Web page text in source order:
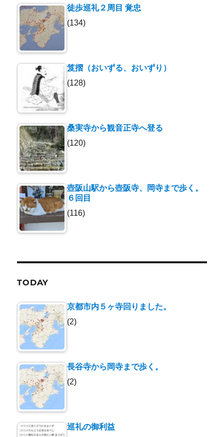
徒歩巡礼２周目 覚忠
(134)
笈摺（おいずる、おいずり）
(128)
桑実寺から観音正寺へ登る
(120)
壺阪山駅から壺阪寺、岡寺まで歩く。
６回目
(116)
TODAY
京都市内５ヶ寺回りました。
(2)
長谷寺から岡寺まで歩く。
(2)
巡礼の御利益